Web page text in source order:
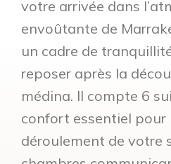
votre arrivée dans
envoûtante de
un cadre de
reposer après la
médina. Il compte 6
confort essentiel pour
déroulement de votre